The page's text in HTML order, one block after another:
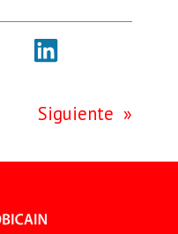
Siguiente »